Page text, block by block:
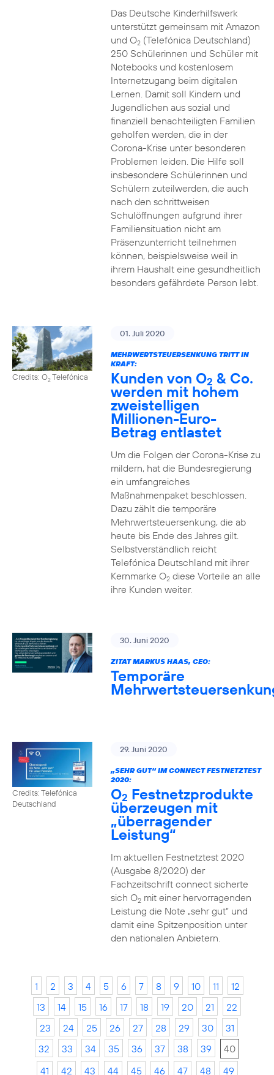
Das Deutsche Kinderhilfswerk
unterstützt gemeinsam mit Amazon
und O2(Telefónica Deutschland)
250 Schülerinnen und Schüler mit
Notebooks und kostenlosem
Internetzugang beim digitalen
Lernen. Damit soll Kindern und
Jugendlichen aus sozial und
finanziell benachteiligten Familien
geholfen werden, die in der
Corona-Krise unter besonderen
Problemen leiden. Die Hilfe soll
insbesondere Schülerinnen und
Schülern zuteilwerden, die auch
nach den schrittweisen
Schulöffnungen aufgrund ihrer
Familiensituation nicht am
Präsenzunterricht teilnehmen
können, beispielsweise weil in
ihrem Haushalt eine gesundheitlich
besonders gefährdete Person lebt.
Credits: O2Telefónica
01. Juli 2020
MEHRWERTSTEUERSENKUNG TRITT IN
KRAFT:
Kunden von O2 & Co.
werden mit hohem
zweistelligen
Millionen-Euro-
Betrag entlastet
Um die Folgen der Corona-Krise zu
mildern, hat die Bundesregierung
ein umfangreiches
Maßnahmenpaket beschlossen.
Dazu zählt die temporäre
Mehrwertsteuersenkung, die ab
heute bis Ende des Jahres gilt.
Selbstverständlich reicht
Telefónica Deutschland mit ihrer
Kernmarke O2diese Vorteile an alle
ihre Kunden weiter.
30. Juni 2020
ZITAT MARKUS HAAS, CEO:
Temporäre
Credits: Telefónica
Deutschland
29. Juni 2020
„SEHR GUT“ IM CONNECT FESTNETZTEST
2020:
O2 Festnetzprodukte
überzeugen mit
„überragender
Leistung“
Im aktuellen Festnetztest 2020
(Ausgabe 8/2020) der
Fachzeitschrift connect sicherte
sich O2mit einer hervorragenden
Leistung die Note „sehr gut“ und
damit eine Spitzenposition unter
den nationalen Anbietern.
1 2 3 4 5 6 7 8 9 10 11
12
13
14 15 16 17 18 19 20 21
22
23
24 25 26 27 28 29 30
31
32
33 34 35 36 37 38 39
40
41
42 43 44 45 46 47 48 49